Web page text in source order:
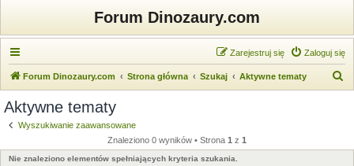
Forum Dinozaury.com
Zaloguj się
Zarejestruj się
Forum Dinozaury.com Strona główna Szukaj Aktywne tematy
a
Aktywne tematy
Wyszukiwanie zaawansowane
Znaleziono 0 wyników • Strona 1 z 1
Nie znaleziono elementów spełniających kryteria szukania.